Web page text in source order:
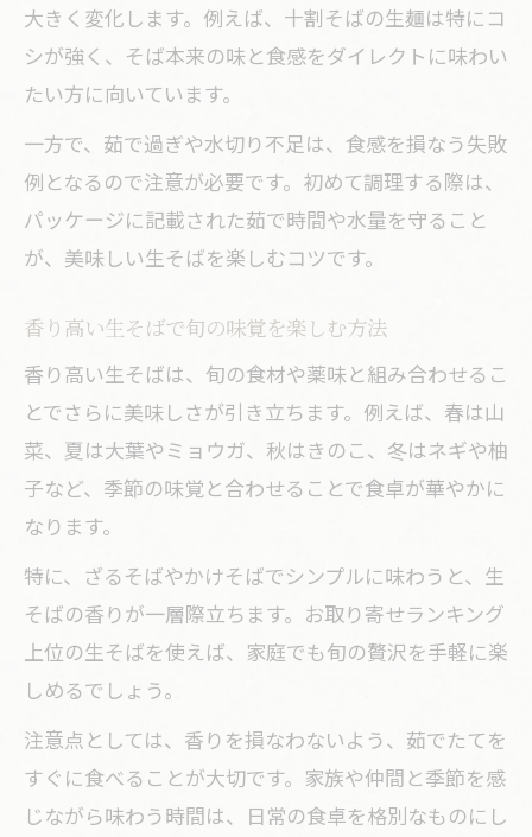
大きく変化します。例えば、十割そばの生麺は特にコ
シが強く、そば本来の味と食感をダイレクトに味わい
たい方に向いています。
一方で、茹で過ぎや水切り不足は、食感を損なう失敗
例となるので注意が必要です。初めて調理する際は、
パッケージに記載された茹で時間や水量を守ること
が、美味しい生そばを楽しむコツです。
香り高い生そばで旬の味覚を楽しむ方法
香り高い生そばは、旬の食材や薬味と組み合わせるこ
とでさらに美味しさが引き立ちます。例えば、春は山
菜、夏は大葉やミョウガ、秋はきのこ、冬はネギや柚
子など、季節の味覚と合わせることで食卓が華やかに
なります。
特に、ざるそばやかけそばでシンプルに味わうと、生
そばの香りが一層際立ちます。お取り寄せランキング
上位の生そばを使えば、家庭でも旬の贅沢を手軽に楽
しめるでしょう。
注意点としては、香りを損なわないよう、茹でたてを
すぐに食べることが大切です。家族や仲間と季節を感
じながら味わう時間は、日常の食卓を格別なものにし